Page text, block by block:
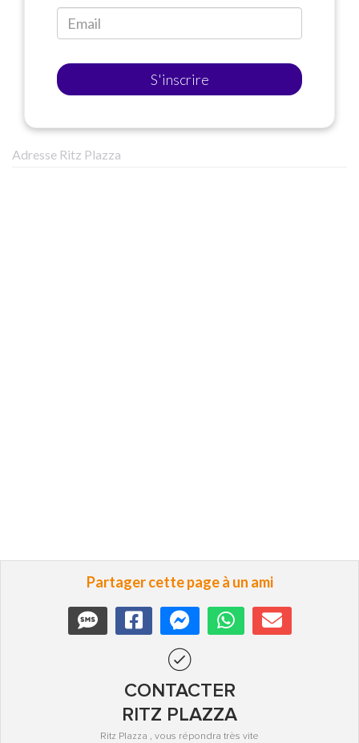
S'inscrire
Adresse Ritz Plazza
Partager cette page à un ami
CONTACTER
RITZ PLAZZA
Ritz Plazza , vous répondra très vite